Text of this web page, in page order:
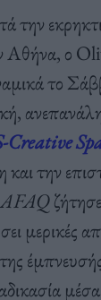
την
Αθήνα, ο
το
την
μερικές